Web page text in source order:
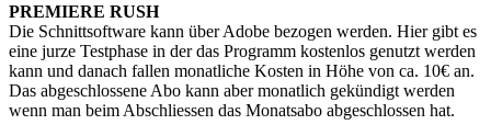
PREMIERE RUSH
Die Schnittsoftware kann über Adobe bezogen werden. Hier gibt es
eine jurze Testphase in der das Programm kostenlos genutzt werden
kann und danach fallen monatliche Kosten in Höhe von ca. 10€ an.
Das abgeschlossene Abo kann aber monatlich gekündigt werden
wenn man beim Abschliessen das Monatsabo abgeschlossen hat.